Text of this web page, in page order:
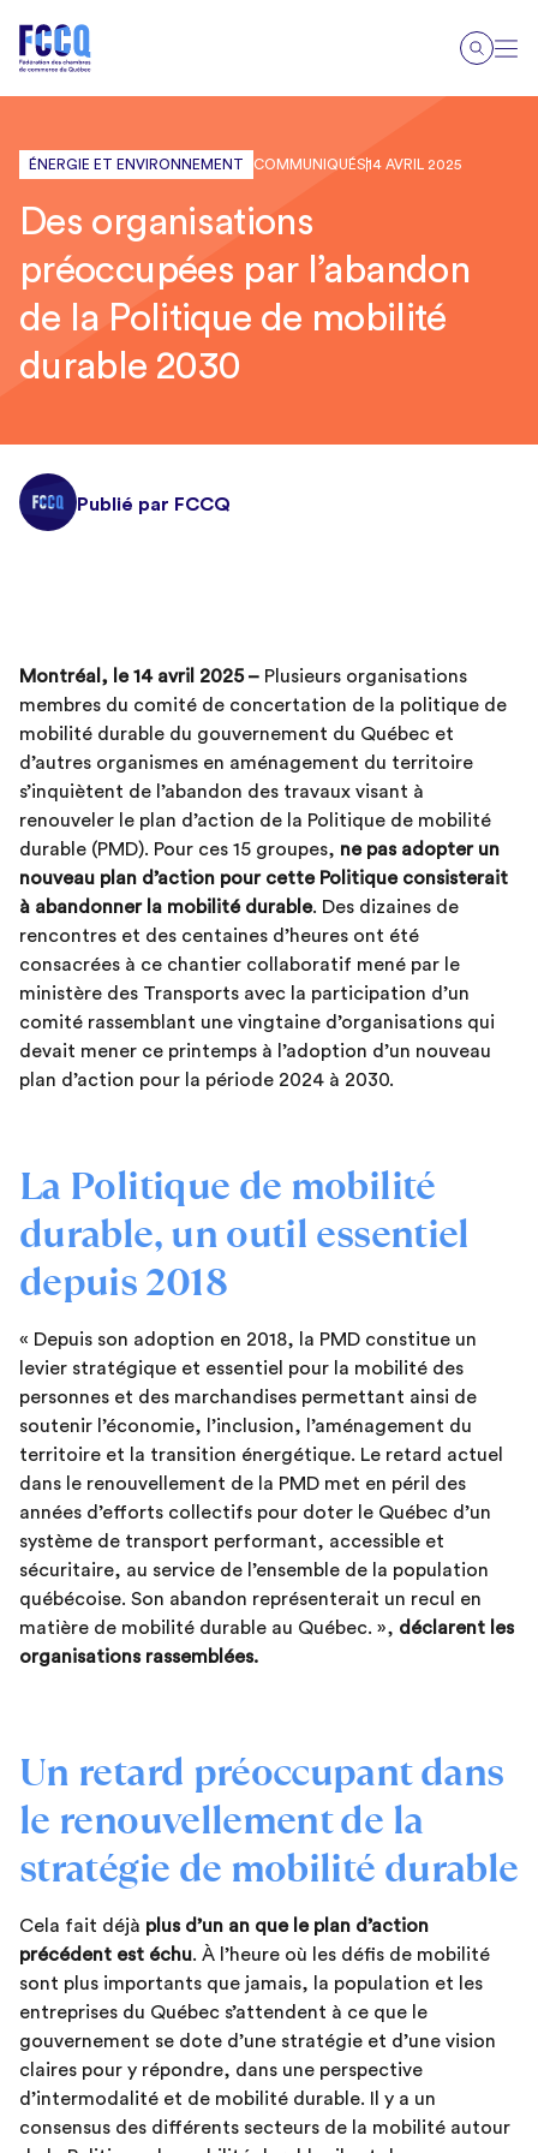
ÉNERGIE ET ENVIRONNEMENT COMMUNIQUÉS14 AVRIL 2025
Des organisations
préoccupées par l’abandon
de la Politique de mobilité
durable 2030
Publié par FCCQ
Montréal, le 14 avril 2025 – Plusieurs organisations
membres du comité de concertation de la politique de
mobilité durable du gouvernement du Québec et
d’autres organismes en aménagement du territoire
s’inquiètent de l’abandon des travaux visant à
renouveler le plan d’action de la Politique de mobilité
durable (PMD). Pour ces 15 groupes, ne pas adopter un
nouveau plan d’action pour cette Politique consisterait
à abandonner la mobilité durable. Des dizaines de
rencontres et des centaines d’heures ont été
consacrées à ce chantier collaboratif mené par le
ministère des Transports avec la participation d’un
comité rassemblant une vingtaine d’organisations qui
devait mener ce printemps à l’adoption d’un nouveau
plan d’action pour la période 2024 à 2030.
La Politique de mobilité
durable, un outil essentiel
depuis 2018
« Depuis son adoption en 2018, la PMD constitue un
levier stratégique et essentiel pour la mobilité des
personnes et des marchandises permettant ainsi de
soutenir l’économie, l’inclusion, l’aménagement du
territoire et la transition énergétique. Le retard actuel
dans le renouvellement de la PMD met en péril des
années d’efforts collectifs pour doter le Québec d’un
système de transport performant, accessible et
sécuritaire, au service de l’ensemble de la population
québécoise. Son abandon représenterait un recul en
matière de mobilité durable au Québec. », déclarent les
organisations rassemblées.
Un retard préoccupant dans
le renouvellement de la
stratégie de mobilité durable
Cela fait déjà plus d’un an que le plan d’action
précédent est échu. À l’heure où les défis de mobilité
sont plus importants que jamais, la population et les
entreprises du Québec s’attendent à ce que le
gouvernement se dote d’une stratégie et d’une vision
claires pour y répondre, dans une perspective
d’intermodalité et de mobilité durable. Il y a un
consensus des différents secteurs de la mobilité autour